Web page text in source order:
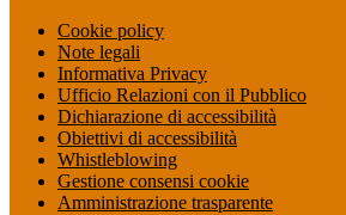
Cookie policy
Note legali
Informativa Privacy
Ufficio Relazioni con il Pubblico
Dichiarazione di accessibilità
Obiettivi di accessibilità
Whistleblowing
Gestione consensi cookie
Amministrazione trasparente